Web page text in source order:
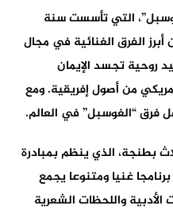
التي تأسست سنة
أبرز الفرق الغنائية في مجال
روحية تجسد الإيمان
من أصول إفريقية. ومع
فرق “الغوسبل” في العالم.
بطنجة، الذي ينظم بمبادرة
غنيا ومتنوعا يجمع
الأدبية واللحظات الشعرية